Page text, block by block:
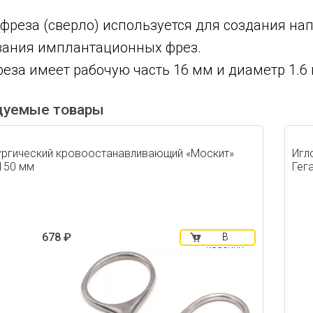
(сверло) используется для создания
имплантационных фрез.
имеет рабочую часть 16 мм и диаметр
товары
кровоостанавливающий «Москит»
мм
678 ₽
В
корзину